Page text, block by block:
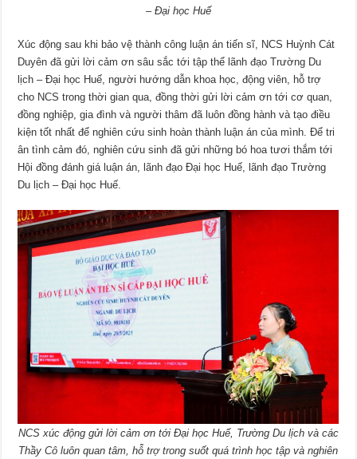
– Đại học Huế
Xúc động sau khi bảo vệ thành công luận án tiến sĩ, NCS Huỳnh Cát
Duyên đã gửi lời cảm ơn sâu sắc tới tập thể lãnh đạo Trường Du
lịch – Đại học Huế, người hướng dẫn khoa học, động viên, hỗ trợ
cho NCS trong thời gian qua, đồng thời gửi lời cảm ơn tới cơ quan,
đồng nghiệp, gia đình và người thâm đã luôn đồng hành và tạo điều
kiện tốt nhất để nghiên cứu sinh hoàn thành luận án của mình. Để tri
ân tình cảm đó, nghiên cứu sinh đã gửi những bó hoa tươi thắm tới
Hội đồng đánh giá luận án, lãnh đạo Đại học Huế, lãnh đạo Trường
Du lịch – Đại học Huế.
NCS xúc động gửi lời cảm ơn tới Đại học Huế, Trường Du lịch và các
Thầy Cô luôn quan tâm, hỗ trợ trong suốt quá trình học tập và nghiên